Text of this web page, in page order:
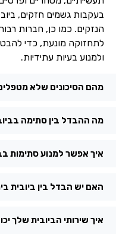
בעקבות גשמים חזקים,
הנזקים. כמו כן, חברות רבות
לתחזוקה מונעת, כדי
ולמנוע בעיות עתידיות.
מהם הסיכונים שלא מטפלים
מה ההבדל בין סתימה
איך אפשר למנוע סתימות
האם יש הבדל בין ביובית
איך שירותי הביובית שלך